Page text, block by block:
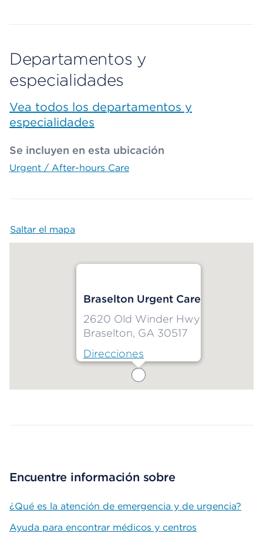
Departamentos y
especialidades
Vea todos los departamentos y
especialidades
Se incluyen en esta ubicación
Urgent / After-hours Care
Saltar el mapa
Braselton Urgent Care
2620 Old Winder Hwy
Braselton, GA 30517
Direcciones
Encuentre información sobre
¿Qué es la atención de emergencia y de urgencia?
Ayuda para encontrar médicos y centros